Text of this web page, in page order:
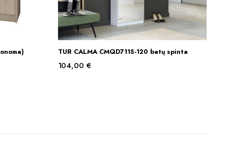
Į KREPŠELĮ
TUR CALMA CMQD711S-120 batų spinta
104,00€